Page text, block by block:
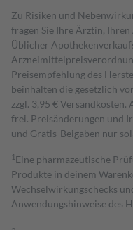
Zu Risiken und
fragen Sie Ihre Ärztin,
Üblicher
Preisempfehlung des
beinhalten die gesetzlich
zzgl. 3,95 €
frei. Preisänderungen und
und Gratis-Beigaben nur
1 Eine pharmazeutische
Produkte in deinem
Wechselwirkungschecks
Anwendungshinweise des